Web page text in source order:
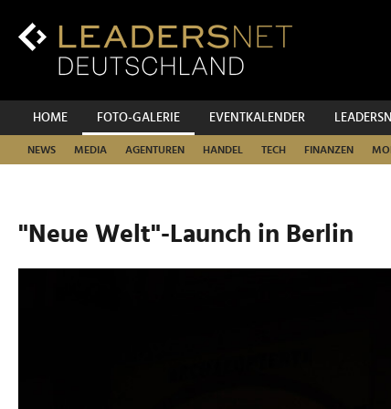
Inhalt
Hauptnavigation
HOME FOTO-GALERIE EVENTKALENDER
NEWS MEDIA AGENTUREN HANDEL TECH FINANZEN
"Neue Welt"-Launch in Berlin